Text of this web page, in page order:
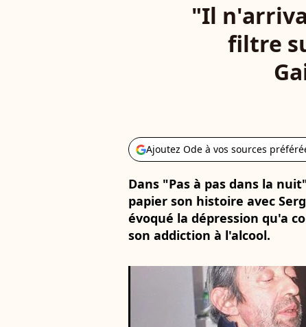
"Il
filtre
Ajoutez Ode à vos sources
Dans "Pas à pas dans la
papier son histoire avec
évoqué la dépression qu'a
son addiction à l'alcool.